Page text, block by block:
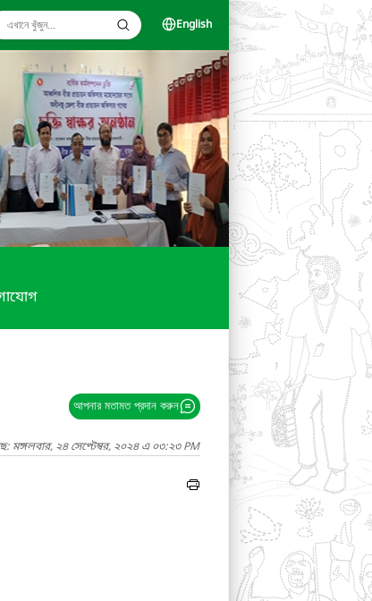
English
আপনার মতামত প্রদান করুন
মঙ্গলবার, ২৪ সেপ্টেম্বর, ২০২৪ এ ০৩:২৩ PM